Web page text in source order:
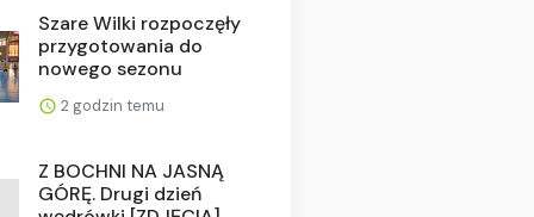
Szare Wilki rozpoczęły
przygotowania do
nowego sezonu
2 godzin temu
Z BOCHNI NA JASNĄ
GÓRĘ. Drugi dzień